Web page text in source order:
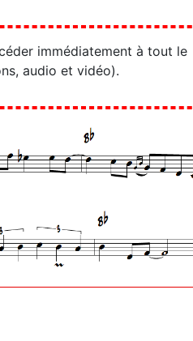
immédiatement à tout le
audio et vidéo).